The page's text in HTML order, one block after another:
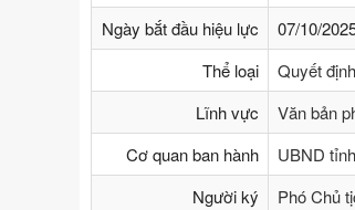
Ngày bắt đầu hiệu lực
07/10/
Thể loại
Quyết định
Lĩnh vực
Văn bản
Cơ quan ban hành
UBND tỉnh
Người ký
Phó Chủ